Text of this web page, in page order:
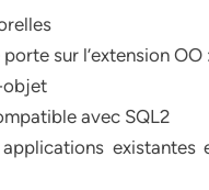
sur l’extension OO :
objet
avec SQL2
existantes